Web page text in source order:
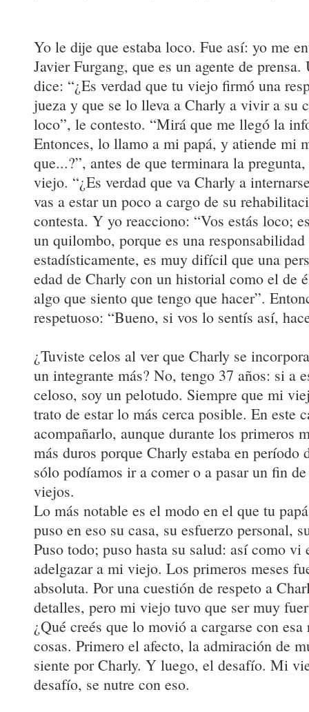
Yo le dije que estaba loco. Fue así: yo me
Javier Furgang, que es un agente de
dice: “¿Es verdad que tu viejo firmó una
jueza y que se lo lleva a Charly a vivir a su
loco”, le contesto. “Mirá que me llegó la
Entonces, lo llamo a mi papá, y atiende mi
que...?”, antes de que terminara la
viejo. “¿Es verdad que va Charly a
vas a estar un poco a cargo de su
contesta. Y yo reacciono: “Vos estás loco;
un quilombo, porque es una
estadísticamente, es muy difícil que una
edad de Charly con un historial como el de
algo que siento que tengo que hacer”.
respetuoso: “Bueno, si vos lo sentís así,
¿Tuviste celos al ver que Charly se
un integrante más? No, tengo 37 años: si a
celoso, soy un pelotudo. Siempre que mi
trato de estar lo más cerca posible. En este
acompañarlo, aunque durante los primeros
más duros porque Charly estaba en período
sólo podíamos ir a comer o a pasar un fin
viejos.
Lo más notable es el modo en el que tu
puso en eso su casa, su esfuerzo personal,
Puso todo; puso hasta su salud: así como
adelgazar a mi viejo. Los primeros meses
absoluta. Por una cuestión de respeto a
detalles, pero mi viejo tuvo que ser muy
¿Qué creés que lo movió a cargarse con
cosas. Primero el afecto, la admiración de
siente por Charly. Y luego, el desafío. Mi
desafío, se nutre con eso.